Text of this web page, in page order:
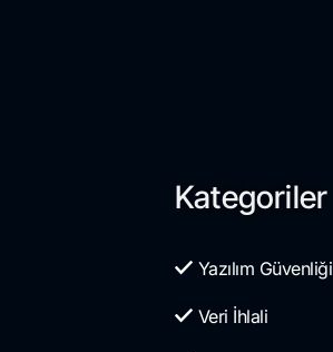
Kategoriler
Yazılım Güvenliği
Veri İhlali